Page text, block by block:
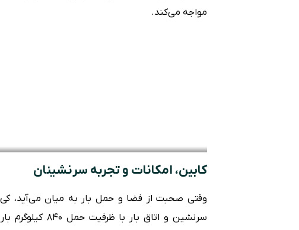
مواجه می‌کند.
کابین، امکانات و تجربه سرنشینان
سرنشین و اتاق